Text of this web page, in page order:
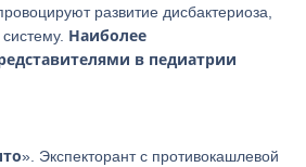
развитие дисбактериоза,
Наиболее
в педиатрии
». Экспекторант с противокашлевой